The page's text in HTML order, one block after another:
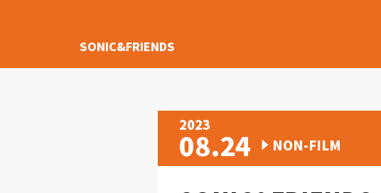
SONIC&FRIENDS
2023
08.24 NON-FILM